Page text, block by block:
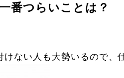
番つらいことは？
けない人も大勢いるので